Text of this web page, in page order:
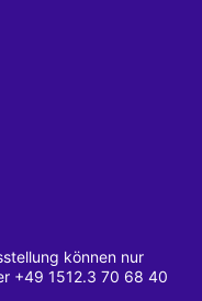
können nur
+49 1512.3 70 68 40